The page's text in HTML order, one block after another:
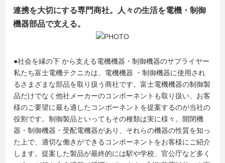
連携を大切にする専門商社。人々の生活を電機・制御
機器部品で支える。
●社会を縁の下 から支える電機機器・制御機器のサプライヤー
私たち富士電機テクニカは、電機機器 ・制御機器に使用され
るさまざまな部品を取り扱う商社です。富士電機機器の制御製
品だけでなく他社メーカーのコンポーネントも取り扱い、お客
様のご要望に最も適したコンポーネントを提案するのが当社の
役割です。制御製品といってもその種類は実に様々。開閉機
器・制御機器・受配電機器があり、それらの機器の性質を知っ
た上で、適切な働きができるコンポーネントをお客様にご紹介
します。提案した製品が最終的には駅や学校、官公庁など多く